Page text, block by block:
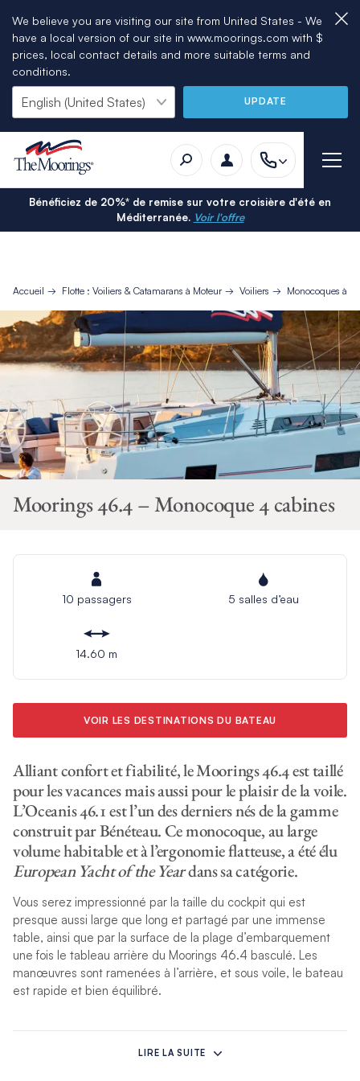
We believe you are visiting our site from United States - We
have a local version of our site in www.moorings.com with $
prices, local contact details and more suitable terms and
conditions.
UPDATE
Bénéficiez de 20%* de remise sur votre croisière d'été en
Méditerranée. Voir l'offre
Accueil Flotte : Voiliers & Catamarans à Moteur Voiliers Monocoques à
Moorings 46.4 – Monocoque 4 cabines
10 passagers 5 salles d’eau
14.60 m
VOIR LES DESTINATIONS DU BATEAU
Alliant confort et fiabilité, le Moorings 46.4 est taillé
pour les vacances mais aussi pour le plaisir de la voile.
L’Oceanis 46.1 est l’un des derniers nés de la gamme
construit par Bénéteau. Ce monocoque, au large
volume habitable et à l’ergonomie flatteuse, a été élu
European Yacht of the Yeardans sa catégorie.
Vous serez impressionné par la taille du cockpit qui est
presque aussi large que long et partagé par une immense
table, ainsi que par la surface de la plage d’embarquement
une fois le tableau arrière du Moorings 46.4 basculé. Les
manœuvres sont ramenées à l’arrière, et sous voile, le bateau
est rapide et bien équilibré.
L’intérieur est particulièrement lumineux grâce aux larges
hublots de coque et de roof, ainsi qu’aux panneaux zénithaux.
LIRE LA SUITE